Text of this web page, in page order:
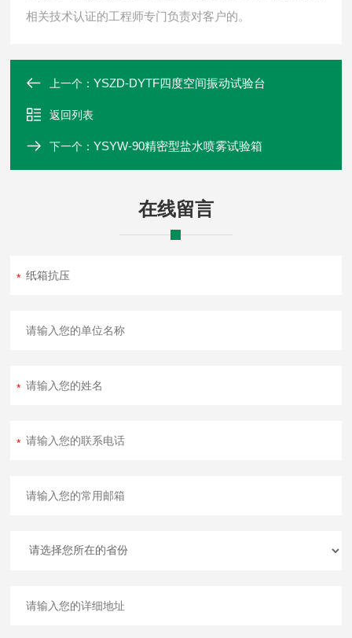
相关技术认证的工程师专门负责对客户的。
上一个：YSZD-DYTF四度空间振动试验台
返回列表
下一个：YSYW-90精密型盐水喷雾试验箱
在线留言